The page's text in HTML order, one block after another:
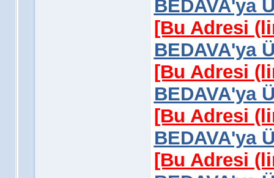
BEDAVA'ya
[Bu Adresi
BEDAVA'ya
[Bu Adresi
BEDAVA'ya
[Bu Adresi
BEDAVA'ya
[Bu Adresi